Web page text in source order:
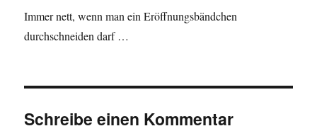
Immer nett, wenn man ein Eröffnungsbändchen
durchschneiden darf …
Schreibe einen Kommentar